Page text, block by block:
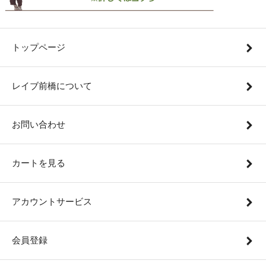
トップページ
レイブ前橋について
お問い合わせ
カートを見る
アカウントサービス
会員登録